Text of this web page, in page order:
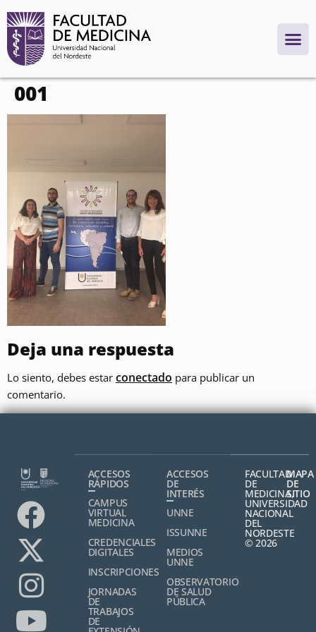
contenido
001
Deja una respuesta
Lo siento, debes estar conectado para publicar un
comentario.
ACCESOS
RÁPIDOS
CAMPUS
VIRTUAL
MEDICINA
CREDENCIALES
DIGITALES
INSCRIPCIONES
JORNADAS
DE
TRABAJOS
DE
ACCESOS
DE
INTERÉS
UNNE
ISSUNNE
MEDIOS
UNNE
OBSERVATORIO
DE SALUD
PÚBLICA
FACULTAD
DE
MEDICINA,
UNIVERSIDAD
NACIONAL
DEL
NORDESTE
© 2026
MAPA
DE
SITIO